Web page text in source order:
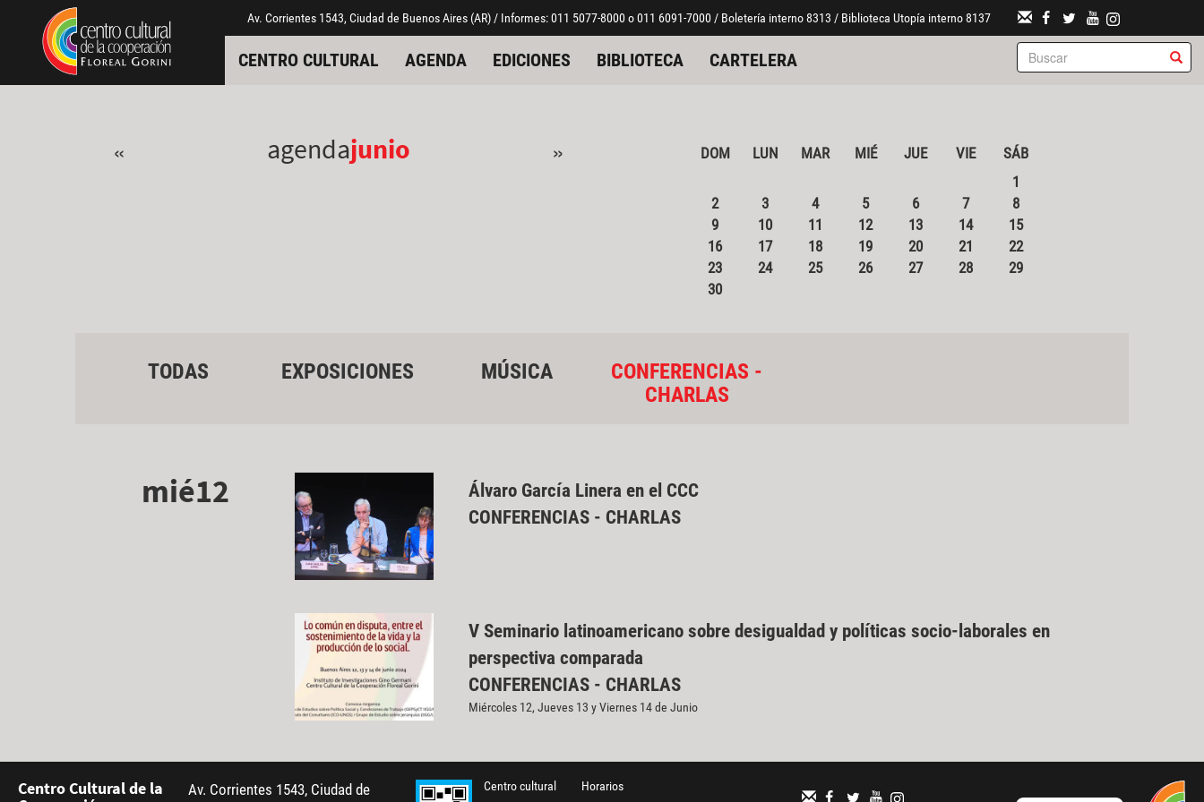
Pasar al contenido principal
Jump to main content Av. Corrientes 1543, Ciudad de Buenos Aires (AR) / Informes: 011 5077-8000 o 011 6091-7000 / Boletería interno 8313 / Biblioteca Utopía interno 8137
CENTRO CULTURAL AGENDA EDICIONES BIBLIOTECA CARTELERA
« agendajunio » DOM LUN MAR MIÉ JUE VIE
SÁB
1
2
3 4 5 6 7
8
9
10 11 12 13 14
15
16
17 18 19 20 21
22
23
24 25 26 27 28
29
30
TODAS EXPOSICIONES MÚSICA
CONFERENCIAS -
CHARLAS
mié12
Álvaro García Linera en el CCC
CONFERENCIAS - CHARLAS
V Seminario latinoamericano sobre desigualdad y políticas socio-laborales en
perspectiva comparada
CONFERENCIAS - CHARLAS
Miércoles 12, Jueves 13 y Viernes 14 de Junio
Centro Cultural de la
Av. Corrientes 1543, Ciudad de
Centro cultural
Horarios